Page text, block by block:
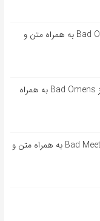
آهنگ انگلیسی Impose از Bad Omens به همراه متن و
آهنگ انگلیسی Dying To Love از Bad Omens به همراه
آهنگ انگلیسی Lighters از Bad Meets Evil به همراه متن و